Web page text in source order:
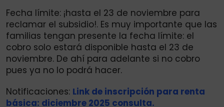
Fecha límite: ¡hasta el 23 de noviembre para
reclamar el subsidio!. Es muy importante que las
familias tengan presente la fecha límite: el
cobro solo estará disponible hasta el 23 de
noviembre. De ahí para adelante si no cobro
pues ya no lo podrá hacer.
Notificaciones: Link de inscripción para renta
básica: diciembre 2025 consulta.